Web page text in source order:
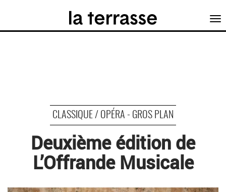
CLASSIQUE / OPÉRA - GROS PLAN
Deuxième édition de
L’Offrande Musicale